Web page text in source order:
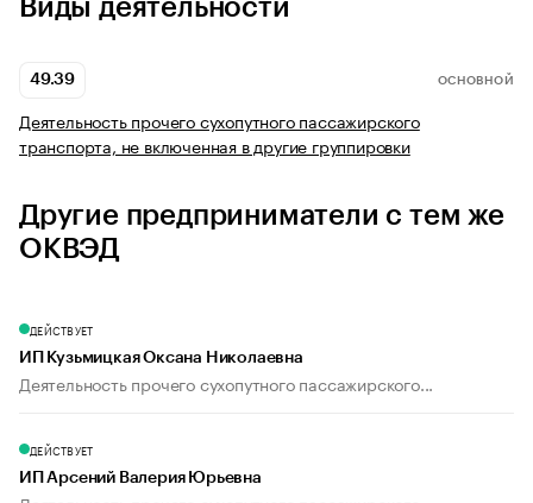
Виды деятельности
49.39 ОСНОВНОЙ
Деятельность прочего сухопутного пассажирского
транспорта, не включенная в другие группировки
Другие предприниматели с тем же
ОКВЭД
ДЕЙСТВУЕТ
ИП Кузьмицкая Оксана Николаевна
Деятельность прочего сухопутного пассажирского...
ДЕЙСТВУЕТ
ИП Арсений Валерия Юрьевна